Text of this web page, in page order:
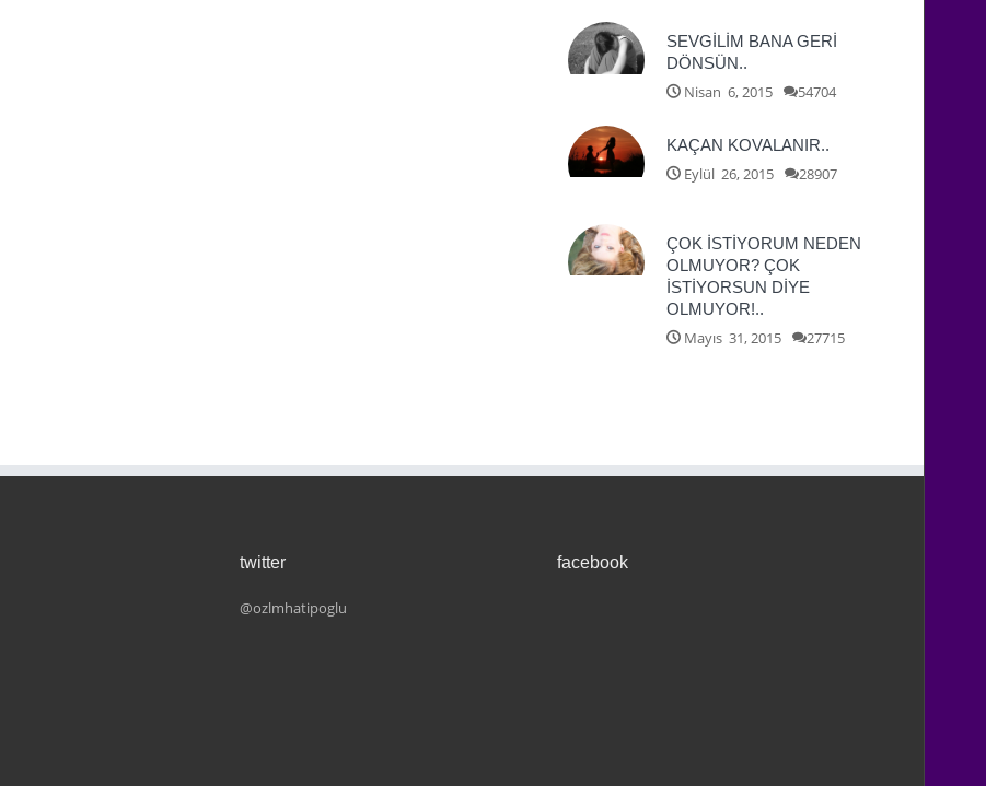
SEVGİLİM BANA GERİ
DÖNSÜN..
Nisan 6, 2015 54704
KAÇAN KOVALANIR..
Eylül 26, 2015 28907
ÇOK İSTİYORUM NEDEN
OLMUYOR? ÇOK
İSTİYORSUN DİYE
OLMUYOR!..
Mayıs 31, 2015 27715
twitter
@ozlmhatipoglu
facebook